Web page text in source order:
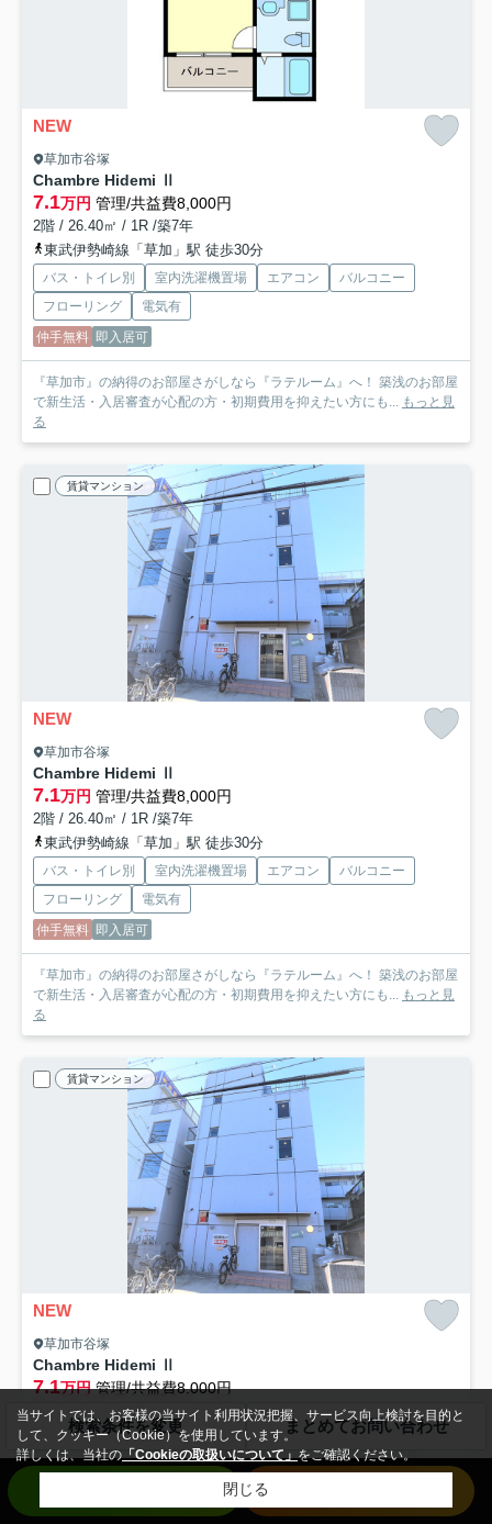
NEW
草加市谷塚
Chambre Hidemi Ⅱ
7.1万円 管理/共益費8,000円
2階 / 26.40㎡ / 1R /築7年
東武伊勢崎線「草加」駅 徒歩30分
バス・トイレ別 室内洗濯機置場 エアコン
バルコニー
フローリング
電気有
仲手無料 即入居可
『草加市』の納得のお部屋さがしなら『ラテルーム』へ！ 築浅のお部屋
で新生活・入居審査が心配の方・初期費用を抑えたい方にも... もっと見
る
賃貸マンション
NEW
草加市谷塚
Chambre Hidemi Ⅱ
7.1万円 管理/共益費8,000円
2階 / 26.40㎡ / 1R /築7年
東武伊勢崎線「草加」駅 徒歩30分
バス・トイレ別 室内洗濯機置場 エアコン
バルコニー
フローリング
電気有
仲手無料 即入居可
『草加市』の納得のお部屋さがしなら『ラテルーム』へ！ 築浅のお部屋
で新生活・入居審査が心配の方・初期費用を抑えたい方にも...
もっと見
る
賃貸マンション
NEW
草加市谷塚
Chambre Hidemi Ⅱ
7.1万円管理/共益費8,000円
2階 / 26.40㎡ / 1R /築7年
東武伊勢崎線「草加」駅 徒歩30分
バス・トイレ別 室内洗濯機置場 エアコン
バルコニー
検索条件を変更 まとめてお問い合わせ
当サイトでは、お客様の当サイト利用状況把握、サービス向上検討を目的と
して、クッキー（Cookie）を使用しています。
詳しくは、当社の「Cookieの取扱いについて」をご確認ください。
閉じる